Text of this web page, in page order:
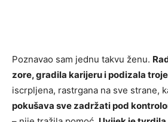
Poznavao sam jednu takvu ženu.
zore, gradila karijeru i podizala
iscrpljena, rastrgana na sve strane,
pokušava sve zadržati pod